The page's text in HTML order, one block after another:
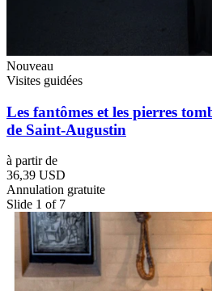
Nouveau
Visites guidées
Les fantômes et les pierres
de Saint-Augustin
à partir de
36,39 USD
Annulation gratuite
Slide 1 of 7